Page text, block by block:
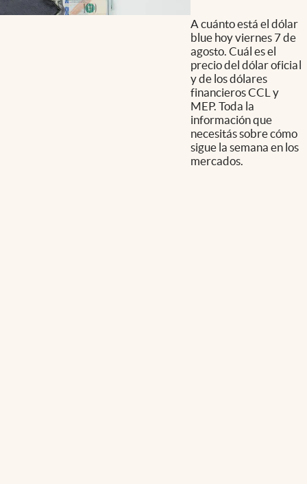
A cuánto está el dólar
blue hoy viernes 7 de
agosto. Cuál es el
precio del dólar oficial
y de los dólares
financieros CCL y
MEP. Toda la
información que
necesitás sobre cómo
sigue la semana en los
mercados.